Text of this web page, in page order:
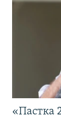
«Пастка